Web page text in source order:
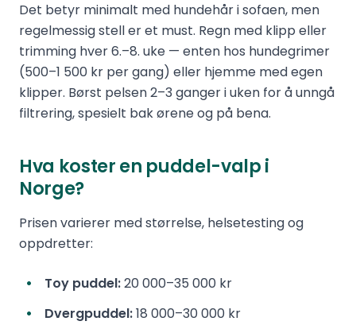
Det betyr minimalt med hundehår i sofaen, men
regelmessig stell er et must. Regn med klipp eller
trimming hver 6.–8. uke — enten hos hundegrimer
(500–1 500 kr per gang) eller hjemme med egen
klipper. Børst pelsen 2–3 ganger i uken for å unngå
filtrering, spesielt bak ørene og på bena.
Hva koster en puddel-valp i
Norge?
Prisen varierer med størrelse, helsetesting og
oppdretter:
Toy puddel:20 000–35 000 kr
Dvergpuddel:18 000–30 000 kr